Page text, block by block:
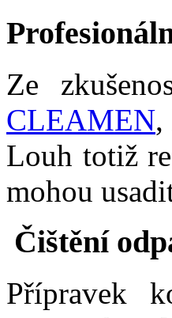
Ze
CLEAMEN,
Louh totiž
mohou
Čištění
Přípravek